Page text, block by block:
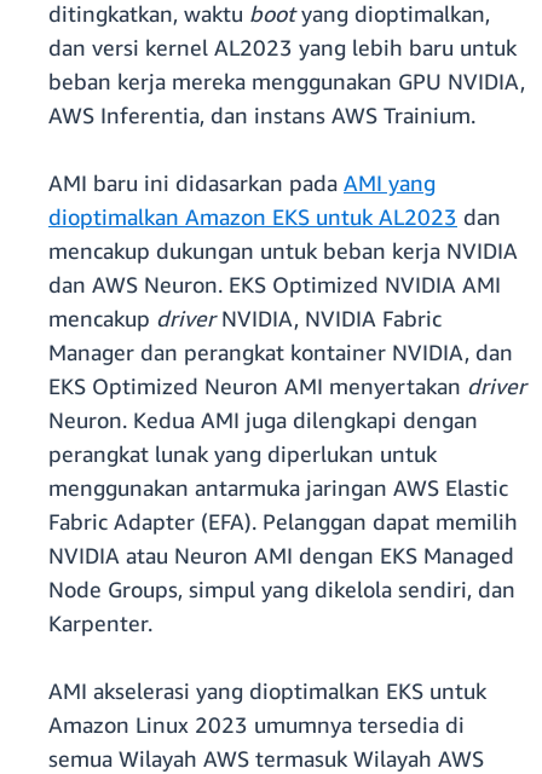
ditingkatkan, waktu bootyang dioptimalkan,
dan versi kernel AL2023 yang lebih baru untuk
beban kerja mereka menggunakan GPU NVIDIA,
AWS Inferentia, dan instans AWS Trainium.
AMI baru ini didasarkan pada AMI yang
dioptimalkan Amazon EKS untuk AL2023 dan
mencakup dukungan untuk beban kerja NVIDIA
dan AWS Neuron. EKS Optimized NVIDIA AMI
mencakup driverNVIDIA, NVIDIA Fabric
Manager dan perangkat kontainer NVIDIA, dan
EKS Optimized Neuron AMI menyertakan driver
Neuron. Kedua AMI juga dilengkapi dengan
perangkat lunak yang diperlukan untuk
menggunakan antarmuka jaringan AWS Elastic
Fabric Adapter (EFA). Pelanggan dapat memilih
NVIDIA atau Neuron AMI dengan EKS Managed
Node Groups, simpul yang dikelola sendiri, dan
Karpenter.
AMI akselerasi yang dioptimalkan EKS untuk
Amazon Linux 2023 umumnya tersedia di
semua Wilayah AWS termasuk Wilayah AWS